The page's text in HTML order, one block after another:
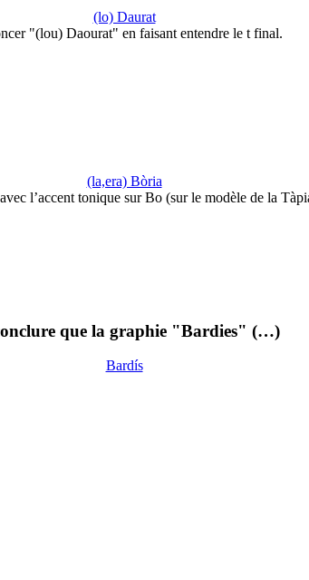
(lo) Daurat
"(lou) Daourat" en faisant entendre le t final.
(la,era) Bòria
l’accent tonique sur Bo (sur le modèle de la
que la graphie "Bardies" (…)
Bardís